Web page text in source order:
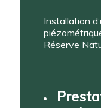
Installation
Réserve